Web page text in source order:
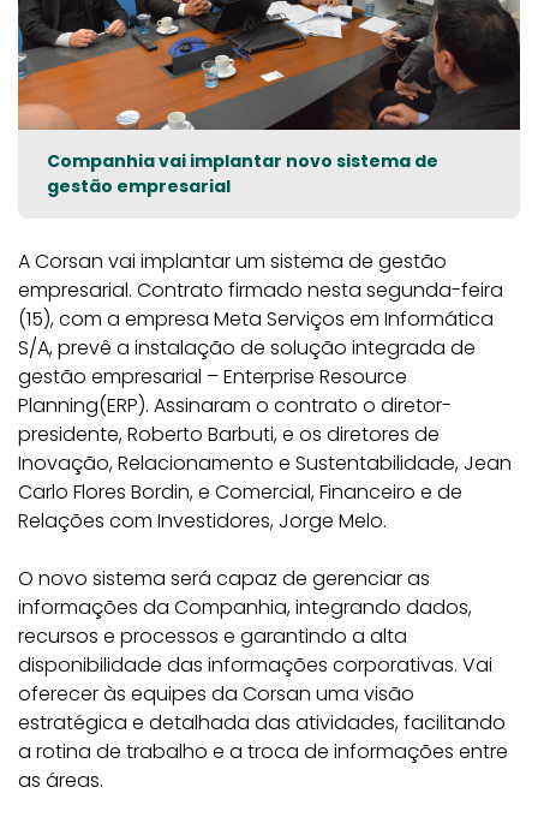
Companhia vai implantar novo sistema de
gestão empresarial
A Corsan vai implantar um sistema de gestão
empresarial. Contrato firmado nesta segunda-feira
(15), com a empresa Meta Serviços em Informática
S/A, prevê a instalação de solução integrada de
gestão empresarial – Enterprise Resource
Planning(ERP). Assinaram o contrato o diretor-
presidente, Roberto Barbuti, e os diretores de
Inovação, Relacionamento e Sustentabilidade, Jean
Carlo Flores Bordin, e Comercial, Financeiro e de
Relações com Investidores, Jorge Melo.
O novo sistema será capaz de gerenciar as
informações da Companhia, integrando dados,
recursos e processos e garantindo a alta
disponibilidade das informações corporativas. Vai
oferecer às equipes da Corsan uma visão
estratégica e detalhada das atividades, facilitando
a rotina de trabalho e a troca de informações entre
as áreas.